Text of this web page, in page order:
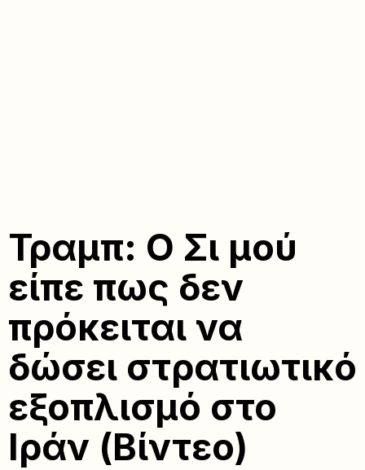
Τραμπ: Ο Σι μού
είπε πως δεν
πρόκειται να
δώσει στρατιωτικό
εξοπλισμό στο
Ιράν (Βίντεο)